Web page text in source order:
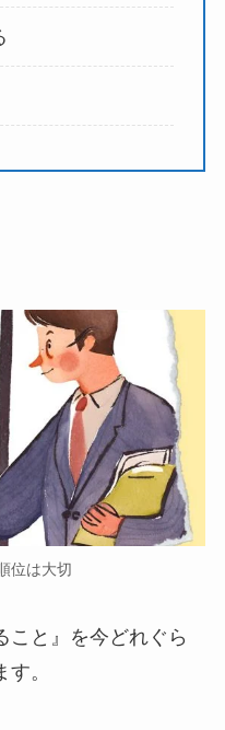
位は大切
こと』を今どれぐら
。